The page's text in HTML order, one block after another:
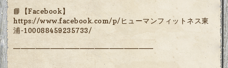
📘【Facebook】
https://www.facebook.com/p/ヒューマンフィットネス東
浦-100088459235733/
━━━━━━━━━━━━━━━━━━━